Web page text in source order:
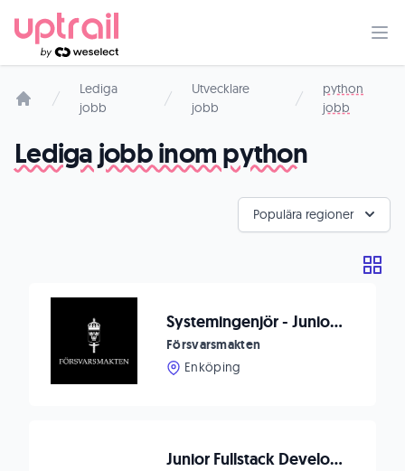
Lediga
jobb
Utvecklare
jobb
python
jobb
Lediga jobb inom python
Populära regioner
Systemingenjör - Junior AI Utvecklare
Försvarsmakten
Enköping
Junior Fullstack Developer